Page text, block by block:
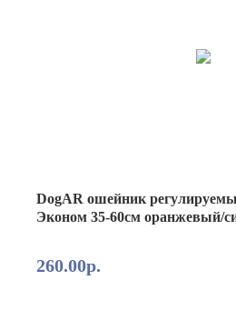
DogAR ошейник
Эконом 35-60см оранжевый/
260.00р.